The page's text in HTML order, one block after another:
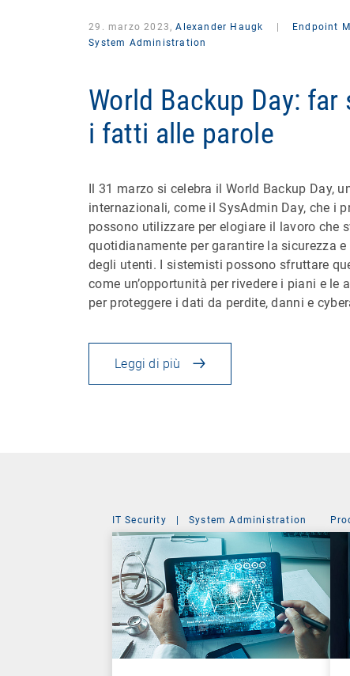
29. marzo 2023,Alexander Haugk
Endpoint
System Administration
World Backup Day: far
i fatti alle parole
Il 31 marzo si celebra il World Backup Day,
internazionali, come il SysAdmin Day, che i
possono utilizzare per elogiare il lavoro che
quotidianamente per garantire la sicurezza
degli utenti. I sistemisti possono sfruttare
come un’opportunità per rivedere i piani e le
per proteggere i dati da perdite, danni e
Leggi di più
IT Security | System Administration